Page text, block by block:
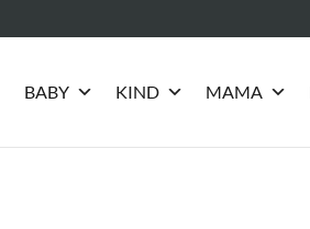
BABY KIND MAMA